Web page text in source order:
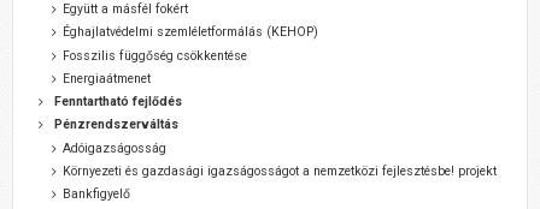
Együtt a másfél fokért
Éghajlatvédelmi szemléletformálás (KEHOP)
Fosszilis függőség csökkentése
Energiaátmenet
Fenntartható fejlődés
Pénzrendszerváltás
Adóigazságosság
Környezeti és gazdasági igazságosságot a nemzetközi fejlesztésbe! projekt
Bankfigyelő